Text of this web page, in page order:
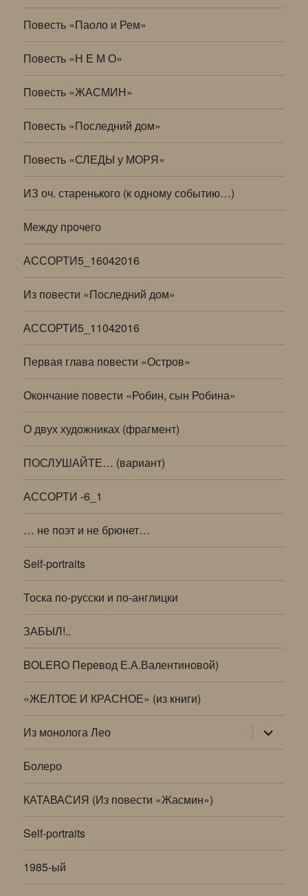
Повесть «Паоло и Рем»
Повесть «Н Е М О»
Повесть «ЖАСМИН»
Повесть «Последний дом»
Повесть «СЛЕДЫ у МОРЯ»
ИЗ оч. старенького (к одному событию…)
Между прочего
АССОРТИ5_16042016
Из повести «Последний дом»
АССОРТИ5_11042016
Первая глава повести «Остров»
Окончание повести «Робин, сын Робина»
О двух художниках (фрагмент)
ПОСЛУШАЙТЕ… (вариант)
АССОРТИ -6_1
… не поэт и не брюнет…
Self-portraits
Тоска по-русски и по-англицки
ЗАБЫЛ!..
BOLERO Перевод Е.А.Валентиновой)
«ЖЕЛТОЕ И КРАСНОЕ» (из книги)
Из монолога Лео раскрыть
дочернее
меню
Болеро
КАТАВАСИЯ (Из повести «Жасмин»)
Self-portraits
1985-ый